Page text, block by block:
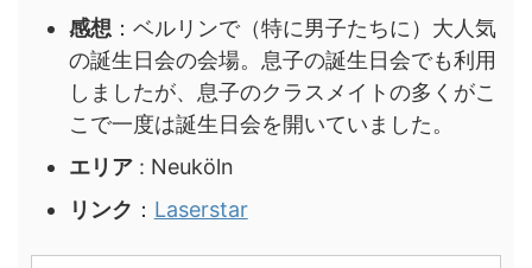
感想：ベルリンで（特に男子たちに）大人気
の誕生日会の会場。息子の誕生日会でも利用
しましたが、息子のクラスメイトの多くがこ
こで一度は誕生日会を開いていました。
エリア: Neuköln
リンク ： Laserstar